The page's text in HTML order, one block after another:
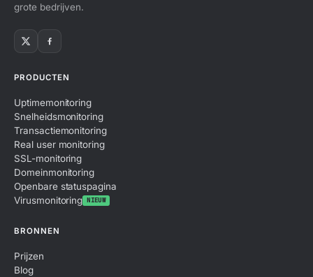
grote bedrijven.
PRODUCTEN
Uptimemonitoring
Snelheidsmonitoring
Transactiemonitoring
Real user monitoring
SSL-monitoring
Domeinmonitoring
Openbare statuspagina
Virusmonitoring NIEUW
BRONNEN
Prijzen
Blog